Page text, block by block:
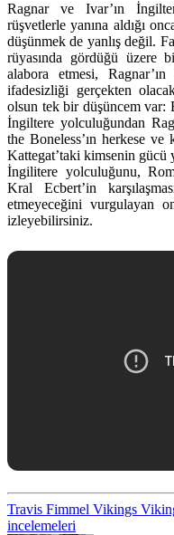
Ragnar ve Ivar’ın
rüşvetlerle yanına aldığı
düşünmek de yanlış değil.
rüyasında gördüğü üzere
alabora etmesi,
ifadesizliği gerçekten
olsun tek bir düşüncem var:
İngiltere yolculuğundan
the Boneless’ın herkese
Kattegat’taki kimsenin gücü
İngilitere yolculuğunu,
Kral Ecbert’in
etmeyeceğini vurgulayan
izleyebilirsiniz.
Travis Fimmel Vikings
incelemeleri